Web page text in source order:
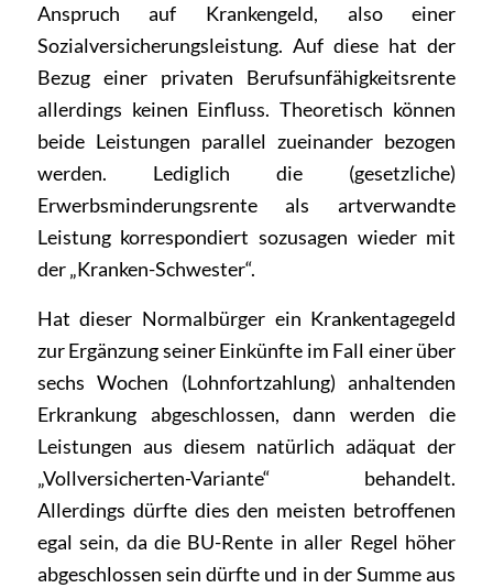
Anspruch auf Krankengeld, also einer
Sozialversicherungsleistung. Auf diese hat der
Bezug einer privaten Berufsunfähigkeitsrente
allerdings keinen Einfluss. Theoretisch können
beide Leistungen parallel zueinander bezogen
werden. Lediglich die (gesetzliche)
Erwerbsminderungsrente als artverwandte
Leistung korrespondiert sozusagen wieder mit
der „Kranken-Schwester“.
Hat dieser Normalbürger ein Krankentagegeld
zur Ergänzung seiner Einkünfte im Fall einer über
sechs Wochen (Lohnfortzahlung) anhaltenden
Erkrankung abgeschlossen, dann werden die
Leistungen aus diesem natürlich adäquat der
„Vollversicherten-Variante“ behandelt.
Allerdings dürfte dies den meisten betroffenen
egal sein, da die BU-Rente in aller Regel höher
abgeschlossen sein dürfte und in der Summe aus